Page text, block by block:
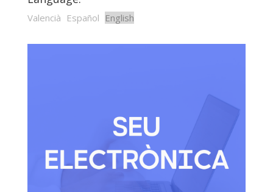
Valencià Español English